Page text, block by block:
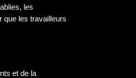
les
que les travailleurs
et de la